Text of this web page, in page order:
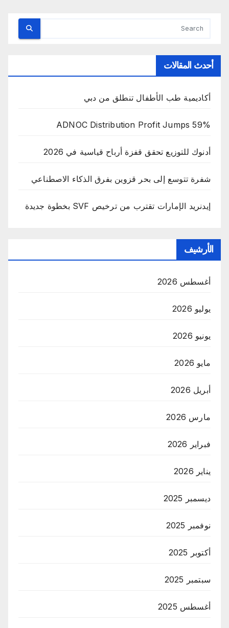
أحدث المقالات
أكاديمية طب الأطفال تنطلق من دبي
ADNOC Distribution Profit Jumps 59%
أدنوك للتوزيع تحقق قفزة أرباح قياسية في 2026
شفرة تتوسع إلى بحر قزوين بفرق الذكاء الاصطناعي
إيدنريد الإمارات تقترب من ترخيص SVF بخطوة جديدة
الأرشيف
أغسطس 2026
يوليو 2026
يونيو 2026
مايو 2026
أبريل 2026
مارس 2026
فبراير 2026
يناير 2026
ديسمبر 2025
نوفمبر 2025
أكتوبر 2025
سبتمبر 2025
أغسطس 2025